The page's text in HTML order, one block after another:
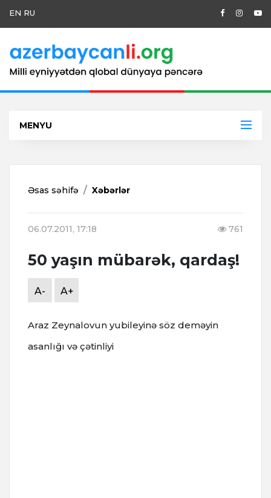
EN RU
MENYU
Əsas səhifə Xəbərlər
06.07.2011, 17:18 761
50 yaşın mübarək, qardaş!
A- A+
Araz Zeynalovun yubileyinə söz deməyin
asanlığı və çətinliyi